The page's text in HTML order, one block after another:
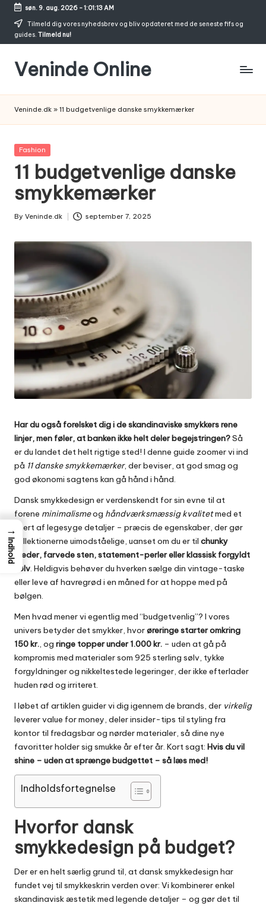
Skip
søn. 9. aug. 2026-1:01:14 AM
Tilmeld dig vores nyhedsbrev og bliv opdateret med de seneste fifs og
guides. Tilmeld nu!
Veninde Online
inspiration
Veninde.dk » 11 budgetvenlige danske smykkemærker
Posted
Fashion
11 budgetvenlige danske
smykkemærker
Posted
By Veninde.dk september 7, 2025
Har du også forelsket dig i de skandinaviske smykkers rene
linjer, men føler, at banken ikke helt deler begejstringen?Så
er du landet det helt rigtige sted! I denne guide zoomer vi ind
på 11 danske smykkemærker, der beviser, at god smag og
god økonomi sagtens kan gå hånd i hånd.
Dansk smykkedesign er verdenskendt for sin evne til at
forene minimalismeog håndværksmæssig kvalitetmed et
snert af legesyge detaljer – præcis de egenskaber, der gør
kollektionerne uimodståelige, uanset om du er til chunky
kæder, farvede sten, statement-perler eller klassisk forgyldt
sølv. Heldigvis behøver du hverken sælge din vintage-taske
eller leve af havregrød i en måned for at hoppe med på
bølgen.
Men hvad mener vi egentlig med “budgetvenlig”? I vores
univers betyder det smykker, hvorøreringe starter omkring
150 kr., og ringe topper under 1.000 kr. – uden at gå på
kompromis med materialer som 925 sterling sølv, tykke
forgyldninger og nikkeltestede legeringer, der ikke efterlader
huden rød og irriteret.
I løbet af artiklen guider vi dig igennem de brands, der virkelig
leverer value for money, deler insider-tips til styling fra
kontor til fredagsbar og nørder materialer, så dine nye
favoritter holder sig smukke år efter år. Kort sagt: Hvis du vil
shine – uden at sprænge budgettet – så læs med!
Indholdsfortegnelse
Hvorfor dansk
smykkedesign på budget?
Der er en helt særlig grund til, at dansk smykkedesign har
fundet vej til smykkeskrin verden over: Vi kombinerer enkel
skandinavisk æstetik med legende detaljer – og gør det til
→
Indhold